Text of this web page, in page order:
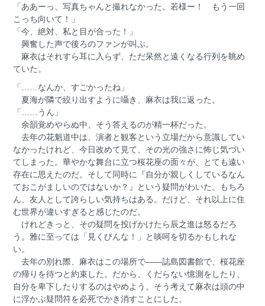
「ああーっ、写真ちゃんと撮れなかった。若様ー！ もう一回
こっち向いて！」
「今、絶対、私と目が合った！」
興奮した声で後ろのファンが叫ぶ。
麻衣はそれすら耳に入らず、ただ呆然と遠くなる行列を眺め
ていた。
「……なんか、すごかったね」
夏海が隣で絞り出すように囁き、麻衣は我に返った。
「……うん」
余韻覚めやらぬ中、そう答えるのが精一杯だった。
去年の花魁道中は、演者と観客という立場だから意識してい
なかったけれど、今日改めて見て、その光の強さに怖じ気づい
てしまった。華やかな舞台に立つ桜花座の面々が、とても遠い
存在に思えたのだ。そして同時に『自分が親しくしているなん
ておこがましいのではないか？』という疑問がわいた。もちろ
ん、友人として誇らしい気持ちはある。だけど、それ以上に住
む世界が違いすぎると感じたのだ。
けれどきっと、その疑問を投げかけたら辰之進は怒るだろ
う。雅に至っては「見くびんな！」と啖呵を切るかもしれな
い。
去年の別れ際、麻衣はこの場所で――誌島図書館で、桜花座
の帰りを待つと約束した。だから、くだらない憶測をしたり、
自分を卑下したりするのはやめよう。そう考えて麻衣は頭の中
に浮かぶ疑問符を必死でかき消すことにした。